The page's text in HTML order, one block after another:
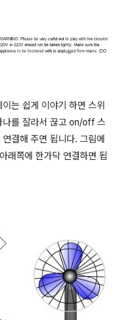
는 쉽게 이야기 하면 스위
나를 잘라서 끊고 on/off 스
결해 주면 됩니다. 그림에
래쪽에 한가닥 연결하면 됩